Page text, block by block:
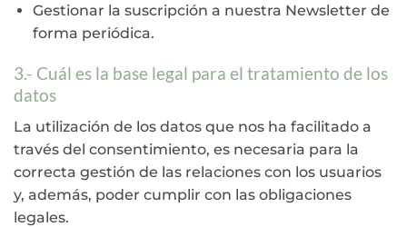
Gestionar la suscripción a nuestra Newsletter de
forma periódica.
3.- Cuál es la base legal para el tratamiento de los
datos
La utilización de los datos que nos ha facilitado a
través del consentimiento, es necesaria para la
correcta gestión de las relaciones con los usuarios
y, además, poder cumplir con las obligaciones
legales.